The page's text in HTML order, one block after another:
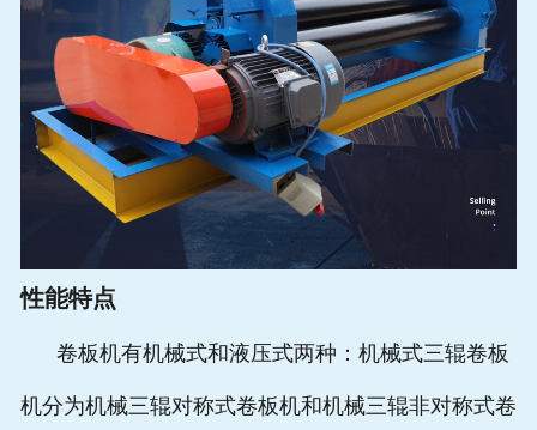
性能特点
卷板机有机械式和液压式两种：机械式三辊卷板
机分为机械三辊对称式卷板机和机械三辊非对称式卷